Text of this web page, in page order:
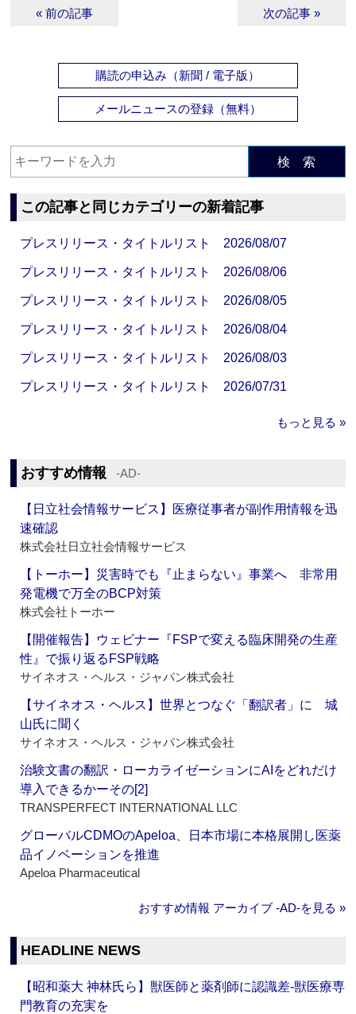
« 前の記事 次の記事 »
購読の申込み（新聞 / 電子版）
メールニュースの登録（無料）
検 索
この記事と同じカテゴリーの新着記事
プレスリリース・タイトルリスト 2026/08/07
プレスリリース・タイトルリスト 2026/08/06
プレスリリース・タイトルリスト 2026/08/05
プレスリリース・タイトルリスト 2026/08/04
プレスリリース・タイトルリスト 2026/08/03
プレスリリース・タイトルリスト 2026/07/31
もっと見る »
おすすめ情報 ‐AD‐
【日立社会情報サービス】医療従事者が副作用情報を迅
速確認
株式会社日立社会情報サービス
【トーホー】災害時でも『止まらない』事業へ 非常用
発電機で万全のBCP対策
株式会社トーホー
【開催報告】ウェビナー『FSPで変える臨床開発の生産
性』で振り返るFSP戦略
サイネオス・ヘルス・ジャパン株式会社
【サイネオス・ヘルス】世界とつなぐ「翻訳者」に 城
山氏に聞く
サイネオス・ヘルス・ジャパン株式会社
治験文書の翻訳・ローカライゼーションにAIをどれだけ
導入できるかーその[2]
TRANSPERFECT INTERNATIONAL LLC
グローバルCDMOのApeloa、日本市場に本格展開し医薬
品イノベーションを推進
Apeloa Pharmaceutical
おすすめ情報 アーカイブ ‐AD‐を見る »
HEADLINE NEWS
【昭和薬大 神林氏ら】獣医師と薬剤師に認識差‐獣医療専
門教育の充実を